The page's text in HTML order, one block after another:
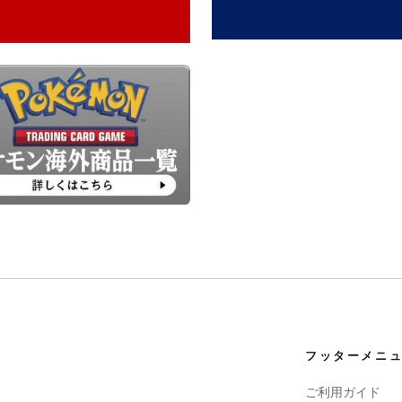
フッターメニ
ご利用ガイド